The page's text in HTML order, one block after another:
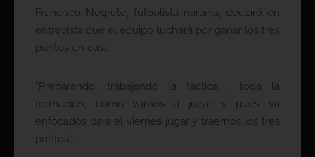
Francisco Negrete, futbolista naranja, declaró en
entrevista que el equipo luchará por ganar los tres
puntos en casa:
“Preparando, trabajando la táctica , toda la
formación, cómo vamos a jugar y pues ya
enfocados para el viernes jugar y traernos los tres
puntos”.